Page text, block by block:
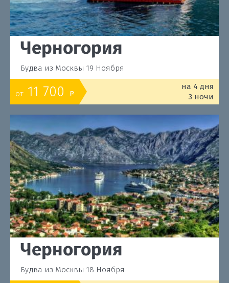
Черногория
Будва из Москвы 19 Ноября
от 11 700 o
на 4 дня
3 ночи
Черногория
Будва из Москвы 18 Ноября